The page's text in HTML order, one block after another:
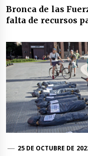
Bronca de las
falta de recursos
25 DE OCTUBRE DE